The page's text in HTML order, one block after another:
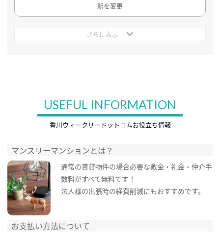
駅を変更
さらに表示
USEFUL INFORMATION
香川ウィークリードットコムお役立ち情報
マンスリーマンションとは？
通常の賃貸物件の場合必要な敷金・礼金・仲介手
数料がすべて無料です！
法人様の出張時の経費削減にもおすすめです。
お支払い方法について